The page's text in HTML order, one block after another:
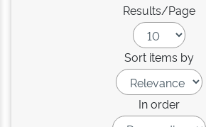
Results/Page
Sort items by
In order